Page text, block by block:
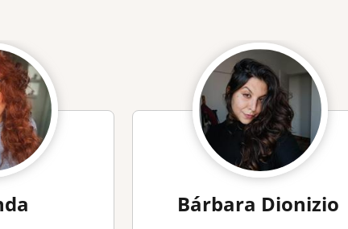
Bárbara Dionizio